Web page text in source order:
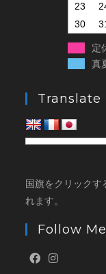
23
30
定
真
Translate
国旗をクリックす
れます。
Follow